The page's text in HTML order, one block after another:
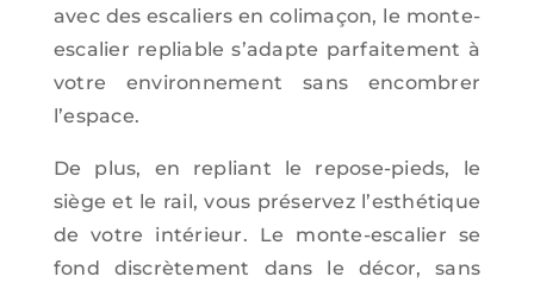
avec des escaliers en colimaçon, le monte-
escalier repliable s’adapte parfaitement à
votre environnement sans encombrer
l’espace.
De plus, en repliant le repose-pieds, le
siège et le rail, vous préservez l’esthétique
de votre intérieur. Le monte-escalier se
fond discrètement dans le décor, sans